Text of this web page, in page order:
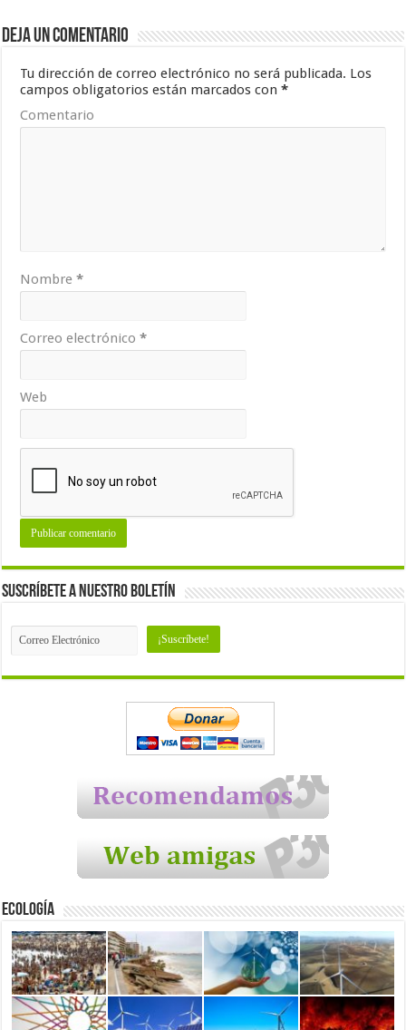
Deja un comentario
Tu dirección de correo electrónico no será publicada. Los
campos obligatorios están marcados con*
Comentario
Nombre*
Correo electrónico*
Web
Suscríbete a nuestro Boletín
Ecología